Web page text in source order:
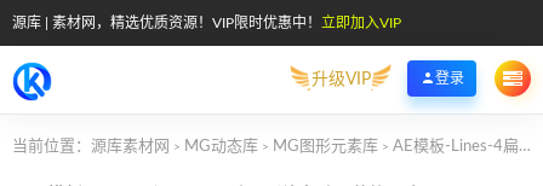
源库 | 素材网，精选优质资源！VIP限时优惠中！ 立即加入VIP
升级VIP 登录
当前位置： 源库素材网 > MG动态库 > MG图形元素库 > AE模板-Lines-4扁平MG运动图形线条动画装饰元素